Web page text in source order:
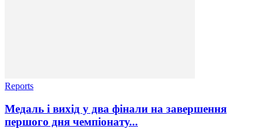
Reports
Медаль і вихід у два фінали на завершення
першого дня чемпіонату...